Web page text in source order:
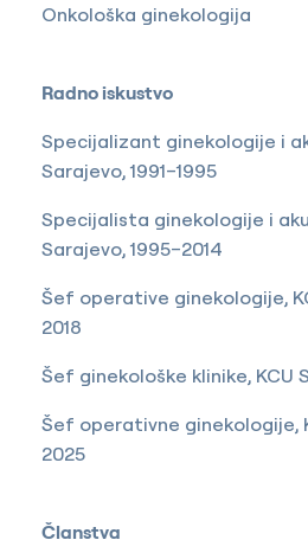
Onkološka ginekologija
Radno iskustvo
Specijalizant ginekologije i
Sarajevo, 1991–1995
Specijalista ginekologije i
Sarajevo, 1995–2014
Šef operative ginekologije,
2018
Šef ginekološke klinike, KCU
Šef operativne ginekologije,
2025
Članstva